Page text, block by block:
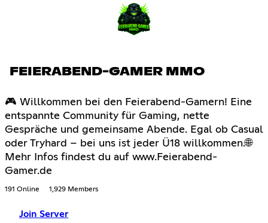
FEIERABEND-GAMER MMO
🎮 Willkommen bei den Feierabend-Gamern! Eine
entspannte Community für Gaming, nette
Gespräche und gemeinsame Abende. Egal ob Casual
oder Tryhard – bei uns ist jeder Ü18 willkommen.🌐
Mehr Infos findest du auf www.Feierabend-
Gamer.de
191 Online 1,929 Members
Join Server